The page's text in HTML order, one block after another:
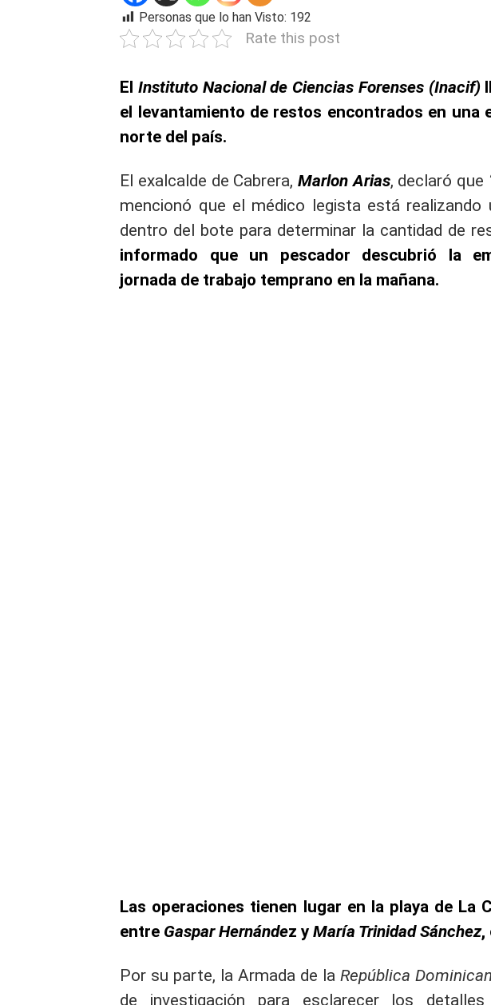
Personas que lo han Visto: 192
Rate this post
ElInstituto Nacional de Ciencias Forenses (Inacif)
el levantamiento de restos encontrados en una
norte del país.
El exalcalde de Cabrera,Marlon Arias, declaró que
mencionó que el médico legista está realizando
dentro del bote para determinar la cantidad de
informado que un pescador descubrió la
jornada de trabajo temprano en la mañana.
Las operaciones tienen lugar en la playa de La
entre Gaspar Hernández y María Trinidad Sánchez,
Por su parte, la Armada de laRepública
de investigación para esclarecer los